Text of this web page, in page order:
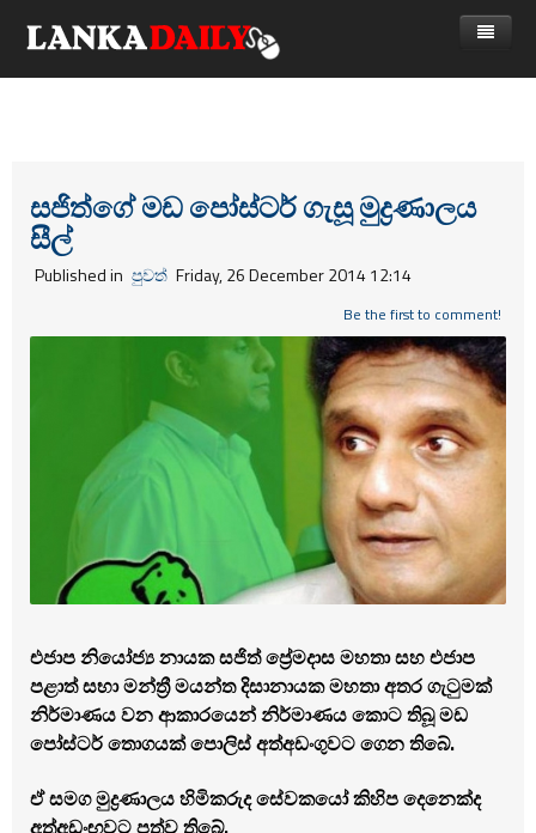
සජිත්ගේ මඩ පෝස්ටර් ගැසූ මුද්‍රණාලය
සීල්
Published in පුවත් Friday, 26 December 2014 12:14
Be the first to comment!
එජාප නියෝජ්‍ය නායක සජිත් ප්‍රේමදාස මහතා සහ එජාප
පළාත් සභා මන්ත්‍රී මයන්ත දිසානායක මහතා අතර ගැටුමක්
නිර්මාණය වන ආකාරයෙන් නිර්මාණය කොට තිබූ මඩ
පෝස්ටර් තොගයක් පොලිස් අත්අඩංගුවට ගෙන තිබේ.
ඒ සමග මුද්‍රණාලය හිමිකරුද සේවකයෝ කිහිප දෙනෙක්ද
අත්අඩංඟුවට පත්ව තිබේ.
විදෙස්
ක්‍රීඩා
කලා
කාලීන සංවාද
විඩියෝ ගැලරිය
Gossip
විමසීම්
Advertise with us